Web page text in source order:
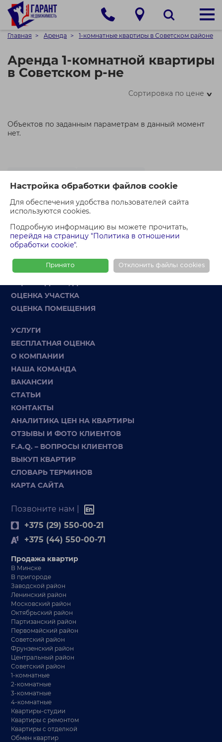
Настройка обработки файлов cookie
Для обеспечения удобства пользователей сайта
используются cookies.
Подробную информацию вы можете прочитать,
перейдя на страницу "Политика в отношении
обработки cookie".
Принято Отклонить файлы cookies
Главная Аренда 1-комнатные квартиры в Советском районе
Аренда 1-комнатной квартиры
в Советском р-не
Сортировка по цене>
Объектов по заданным параметрам в данный момент
нет.
Четырёхкомнатные
ОСТАВИТЬ ЗАЯВКУ
ОЦЕНКА КВАРТИРЫ
ОЦЕНКА УЧАСТКА
ОЦЕНКА ПОМЕЩЕНИЯ
УСЛУГИ
БЕСПЛАТНАЯ ОЦЕНКА
О КОМПАНИИ
НАША КОМАНДА
ВАКАНСИИ
СТАТЬИ
КОНТАКТЫ
АНАЛИТИКА ЦЕН НА КВАРТИРЫ
ОТЗЫВЫ И ФОТО КЛИЕНТОВ
F.A.Q. – ВОПРОСЫ КЛИЕНТОВ
ВЫКУП КВАРТИР
СЛОВАРЬ ТЕРМИНОВ
КАРТА САЙТА
Позвоните нам |
+375 (29) 550-00-21
+375 (44) 550-00-71
Продажа квартир
В Минске
В пригороде
Заводской район
Ленинский район
Московский район
Октябрьский район
Партизанский район
Первомайский район
Советский район
Фрунзенский район
Центральный район
Советский район
1-комнатные
2-комнатные
3-комнатные
4-комнатные
Квартиры-студии
Квартиры с ремонтом
Квартиры с отделкой
Обмен квартир